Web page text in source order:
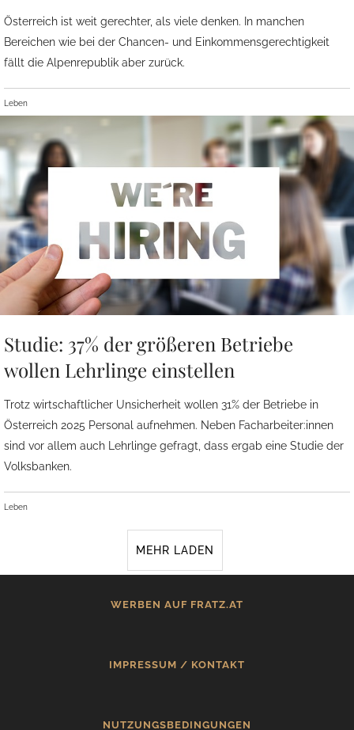
Österreich ist weit gerechter, als viele denken. In manchen
Bereichen wie bei der Chancen- und Einkommensgerechtigkeit
fällt die Alpenrepublik aber zurück.
Leben
Studie: 37% der größeren Betriebe
wollen Lehrlinge einstellen
Trotz wirtschaftlicher Unsicherheit wollen 31% der Betriebe in
Österreich 2025 Personal aufnehmen. Neben Facharbeiter:innen
sind vor allem auch Lehrlinge gefragt, dass ergab eine Studie der
Volksbanken.
Leben
MEHR LADEN
WERBEN AUF FRATZ.AT
IMPRESSUM / KONTAKT
NUTZUNGSBEDINGUNGEN